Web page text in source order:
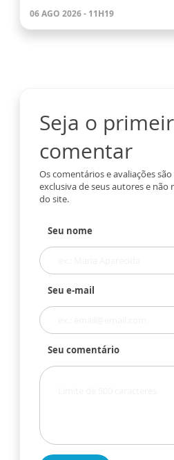
06 AGO 2026 - 11H19
Seja o
comentar
Os comentários e avaliações
exclusiva de seus autores e não
do site.
Seu nome
Seu e-mail
Seu comentário